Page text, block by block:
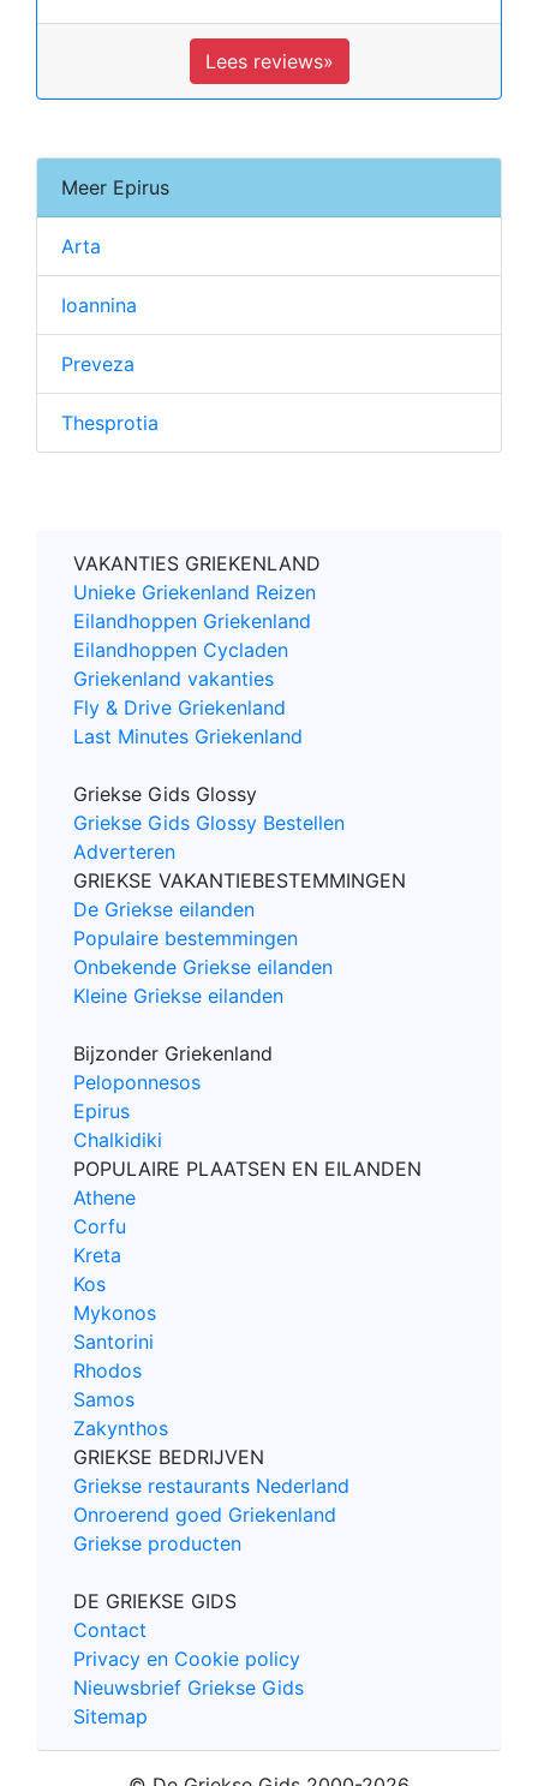
Lees reviews»
Meer Epirus
Arta
Ioannina
Preveza
Thesprotia
VAKANTIES GRIEKENLAND
Unieke Griekenland Reizen
Eilandhoppen Griekenland
Eilandhoppen Cycladen
Griekenland vakanties
Fly & Drive Griekenland
Last Minutes Griekenland
Griekse Gids Glossy
Griekse Gids Glossy Bestellen
Adverteren
GRIEKSE VAKANTIEBESTEMMINGEN
De Griekse eilanden
Populaire bestemmingen
Onbekende Griekse eilanden
Kleine Griekse eilanden
Bijzonder Griekenland
Peloponnesos
Epirus
Chalkidiki
POPULAIRE PLAATSEN EN EILANDEN
Athene
Corfu
Kreta
Kos
Mykonos
Santorini
Rhodos
Samos
Zakynthos
GRIEKSE BEDRIJVEN
Griekse restaurants Nederland
Onroerend goed Griekenland
Griekse producten
DE GRIEKSE GIDS
Contact
Privacy en Cookie policy
Nieuwsbrief Griekse Gids
Sitemap